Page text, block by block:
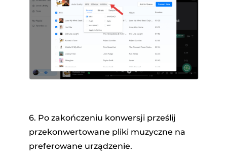
6. Po zakończeniu konwersji prześlij
przekonwertowane pliki muzyczne na
preferowane urządzenie.